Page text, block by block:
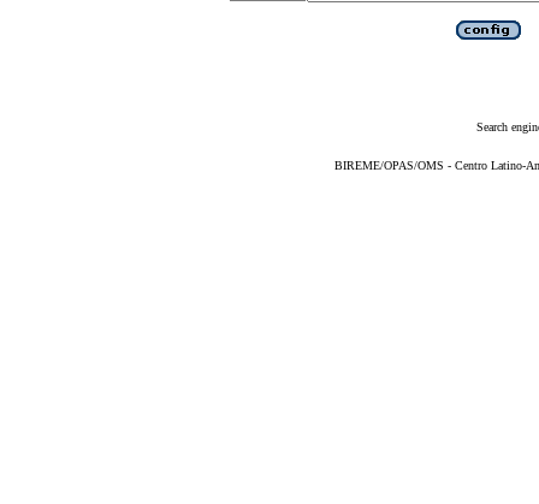
Search
BIREME/OPAS/OMS - Centro Latino-